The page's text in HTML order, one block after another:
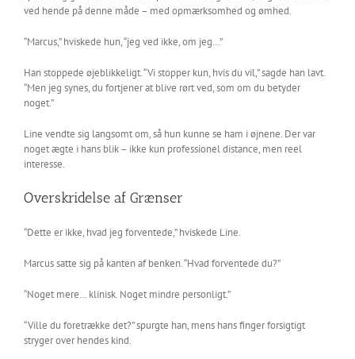
ved hende på denne måde – med opmærksomhed og ømhed.
“Marcus,” hviskede hun, “jeg ved ikke, om jeg…”
Han stoppede øjeblikkeligt. “Vi stopper kun, hvis du vil,” sagde han lavt.
“Men jeg synes, du fortjener at blive rørt ved, som om du betyder
noget.”
Line vendte sig langsomt om, så hun kunne se ham i øjnene. Der var
noget ægte i hans blik – ikke kun professionel distance, men reel
interesse.
Overskridelse af Grænser
“Dette er ikke, hvad jeg forventede,” hviskede Line.
Marcus satte sig på kanten af benken. “Hvad forventede du?”
“Noget mere… klinisk. Noget mindre personligt.”
“Ville du foretrække det?” spurgte han, mens hans finger forsigtigt
stryger over hendes kind.